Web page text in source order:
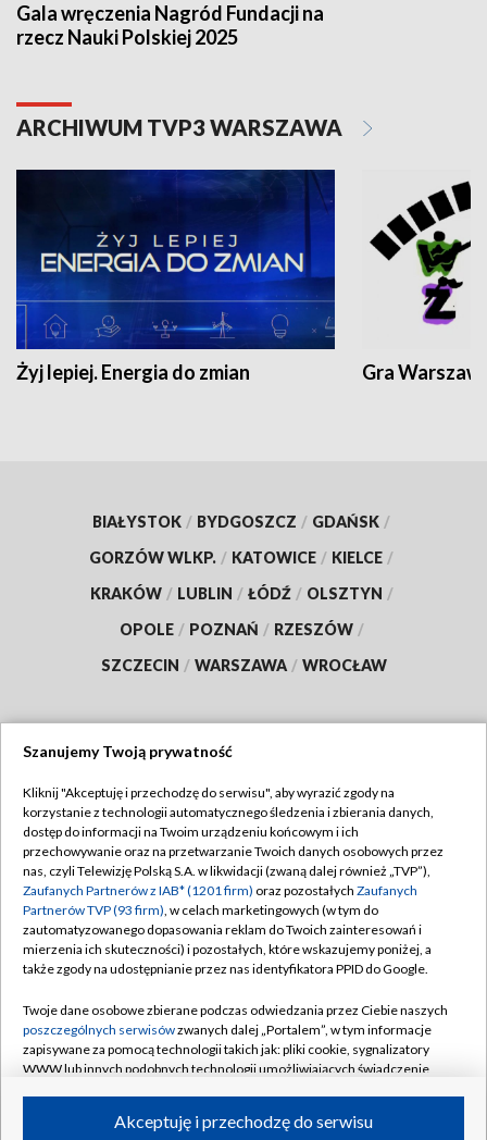
Gala wręczenia Nagród Fundacji na
rzecz Nauki Polskiej 2025
ARCHIWUM TVP3 WARSZAWA
Żyj lepiej. Energia do zmian Gra
BIAŁYSTOK / BYDGOSZCZ / GDAŃSK /
GORZÓW WLKP. / KATOWICE / KIELCE /
KRAKÓW / LUBLIN / ŁÓDŹ / OLSZTYN /
OPOLE / POZNAŃ / RZESZÓW /
SZCZECIN / WARSZAWA / WROCŁAW
TVP
Abonament TVP
Emisja w TVP
Centrum informacji TVP
Naziemna Telewizja Cyfrowa
Rada Programowa
System NOS
Informacje o nadawcy
Program dla prasy
Regulamin TVP
Polityka prywatności
Moje zgody
Pomoc
Kontakt
Kanały
Szanujemy Twoją prywatność
Kliknij "Akceptuję i przechodzę do serwisu", aby wyrazić zgody na
korzystanie z technologii automatycznego śledzenia i zbierania danych,
dostęp do informacji na Twoim urządzeniu końcowym i ich
przechowywanie oraz na przetwarzanie Twoich danych osobowych przez
nas, czyli Telewizję Polską S.A. w likwidacji (zwaną dalej również „TVP”),
Zaufanych Partnerów z IAB* (1201 firm) oraz pozostałych Zaufanych
Partnerów TVP (93 firm), w celach marketingowych (w tym do
zautomatyzowanego dopasowania reklam do Twoich zainteresowań i
mierzenia ich skuteczności) i pozostałych, które wskazujemy poniżej, a
także zgody na udostępnianie przez nas identyfikatora PPID do Google.
Twoje dane osobowe zbierane podczas odwiedzania przez Ciebie naszych
poszczególnych serwisówzwanych dalej „Portalem”, w tym informacje
zapisywane za pomocą technologii takich jak: pliki cookie, sygnalizatory
WWW lub innych podobnych technologii umożliwiających świadczenie
ruchu w Internecie.Akceptuję i przechodzę do serwisu